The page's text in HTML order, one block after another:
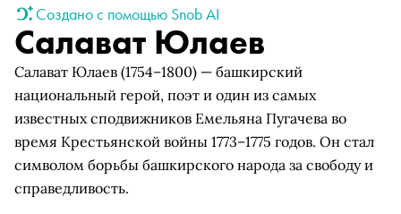
Создано с помощью Snob AI
Салават Юлаев
Салават Юлаев (1754–1800) — башкирский
национальный герой, поэт и один из самых
известных сподвижников Емельяна Пугачева во
время Крестьянской войны 1773–1775 годов. Он стал
символом борьбы башкирского народа за свободу и
справедливость.